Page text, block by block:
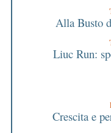
Alla Busto
Liuc Run:
Crescita e